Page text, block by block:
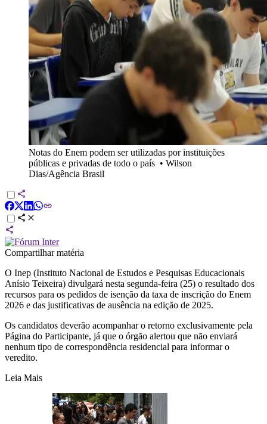
Notas do Enem podem ser utilizadas por instituições
públicas e privadas de todo o país • Wilson
Dias/Agência Brasil
Compartilhar matéria
O Inep (Instituto Nacional de Estudos e Pesquisas Educacionais
Anísio Teixeira) divulgará nesta segunda-feira (25) o resultado dos
recursos para os pedidos de isenção da taxa de inscrição do Enem
2026 e das justificativas de ausência na edição de 2025.
Os candidatos deverão acompanhar o retorno exclusivamente pela
Página do Participante, já que o órgão alertou que não enviará
nenhum tipo de correspondência residencial para informar o
veredito.
Leia Mais